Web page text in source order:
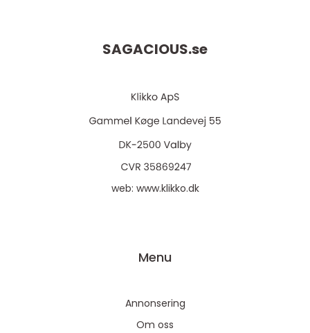
SAGACIOUS.se
web: www.klikko.dk
Menu
Annonsering
Om oss